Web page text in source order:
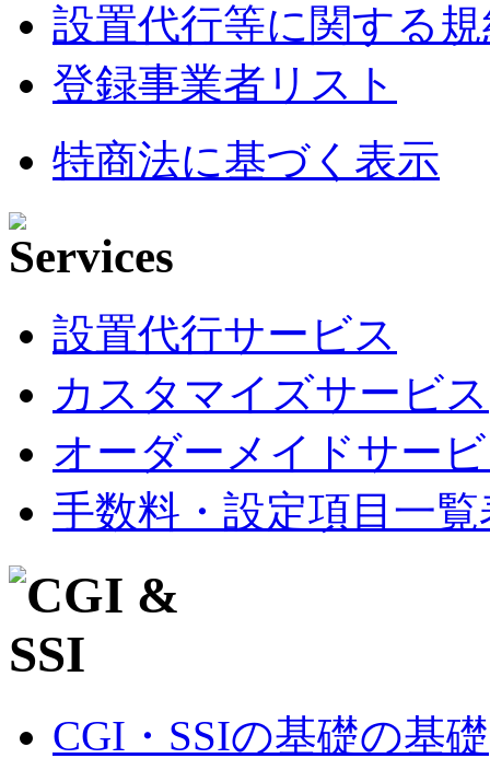
設置代行等に関する
登録事業者リスト
特商法に基づく表示
設置代行サービス
カスタマイズサービス
オーダーメイドサー
手数料・設定項目一覧
CGI・SSIの基礎の基礎